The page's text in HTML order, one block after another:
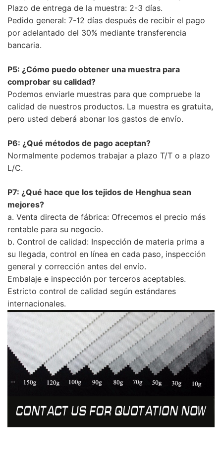
Plazo de entrega de la muestra: 2-3 días.
Pedido general: 7-12 días después de recibir el pago
por adelantado del 30% mediante transferencia
bancaria.
P5: ¿Cómo puedo obtener una muestra para
comprobar su calidad?
Podemos enviarle muestras para que compruebe la
calidad de nuestros productos. La muestra es gratuita,
pero usted deberá abonar los gastos de envío.
P6: ¿Qué métodos de pago aceptan?
Normalmente podemos trabajar a plazo T/T o a plazo
L/C.
P7: ¿Qué hace que los tejidos de Henghua sean
mejores?
a. Venta directa de fábrica: Ofrecemos el precio más
rentable para su negocio.
b. Control de calidad: Inspección de materia prima a
su llegada, control en línea en cada paso, inspección
general y corrección antes del envío.
Embalaje e inspección por terceros aceptables.
Estricto control de calidad según estándares
internacionales.